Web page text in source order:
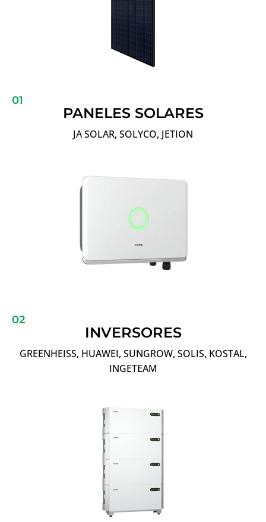
01
PANELES SOLARES
JA SOLAR, SOLYCO, JETION
02
INVERSORES
GREENHEISS, HUAWEI, SUNGROW, SOLIS, KOSTAL,
INGETEAM